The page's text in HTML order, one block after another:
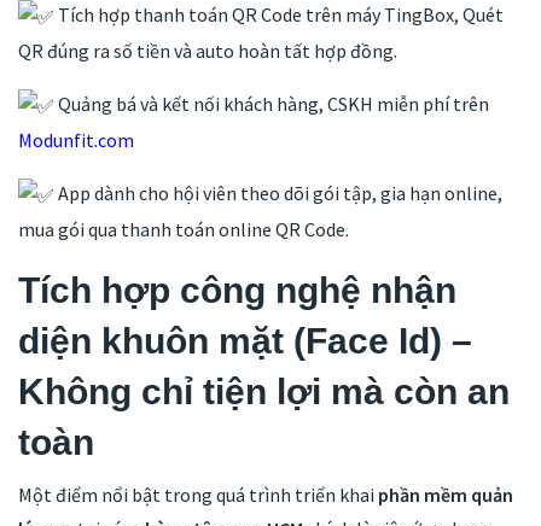
Tích hợp thanh toán QR Code trên máy TingBox, Quét
QR đúng ra số tiền và auto hoàn tất hợp đồng.
Quảng bá và kết nối khách hàng, CSKH miễn phí trên
Modunfit.com
App dành cho hội viên theo dõi gói tập, gia hạn online,
mua gói qua thanh toán online QR Code.
Tích hợp công nghệ nhận
diện khuôn mặt (Face Id) –
Không chỉ tiện lợi mà còn an
toàn
Một điểm nổi bật trong quá trình triển khai phần mềm quản